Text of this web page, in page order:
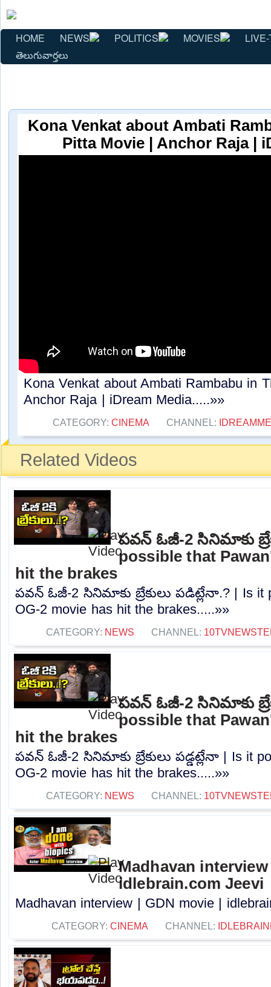
HOME NEWS POLITICS MOVIES
తెలుగువార్తలు
Kona Venkat about Ambati
Pitta Movie | Anchor Raja |
Kona Venkat about Ambati Rambabu in
Anchor Raja | iDream Media.....»»
CATEGORY:CINEMA CHANNEL:
Related Videos
పవన్ ఓజీ-2 సినిమాకు
possible that
hit the brakes
పవన్ ఓజీ-2 సినిమాకు బ్రేకులు పడిట్లేనా.? | Is it
OG-2 movie has hit the brakes.....»»
CATEGORY: NEWS CHANNEL:
పవన్ ఓజీ-2 సినిమాకు
possible that
hit the brakes
పవన్ ఓజీ-2 సినిమాకు బ్రేకులు పడ్డట్లేనా | Is it
OG-2 movie has hit the brakes.....»»
CATEGORY: NEWS CHANNEL:
Madhavan
idlebrain.com Jeevi
Madhavan interview | GDN movie |
CATEGORY: CINEMA CHANNEL: